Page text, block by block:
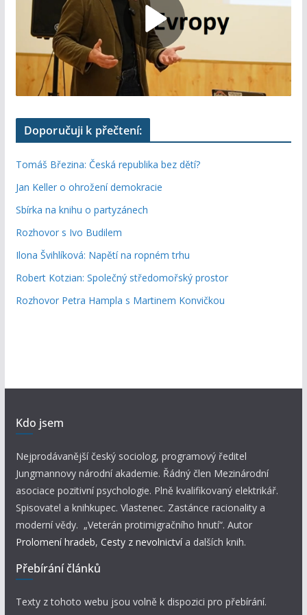
Doporučuji k přečtení:
Tomáš Březina: Česká republika bez dětí?
Jan Keller o ohrožení demokracie
Sbírka na knihu o partyzánech
Rozhovor s Ivo Budilem
Ilona Švihlíková: Napětí na ropném trhu
Robert Kotzian: Společný středomořský prostor
Rozhovor Petra Hampla s Martinem Konvičkou
Kdo jsem
Nejprodávanější český sociolog, programový ředitel
Jungmannovy národní akademie. Řádný člen Mezinárodní
asociace pozitivní psychologie. Plně kvalifikovaný elektrikář.
Spisovatel a knihkupec. Vlastenec. Zastánce racionality a
moderní vědy. „Veterán protimigračního hnutí“. Autor
Prolomení hradeb, Cesty z nevolnictví a dalších knih.
Přebírání článků
Texty z tohoto webu jsou volně k dispozici pro přebírání.